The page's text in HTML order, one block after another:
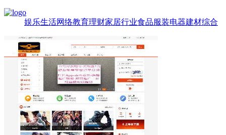
娱乐生活网络教育理财家居行业食品服装电器建材综合